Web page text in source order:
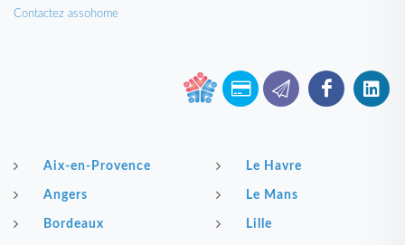
Contactez assohome
Aix-en-Provence
Angers
Bordeaux
Le Havre
Le Mans
Lille